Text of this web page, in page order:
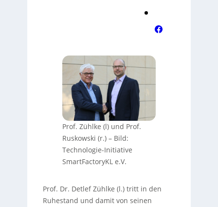
Prof. Zühlke (l) und Prof.
Ruskowski (r.) – Bild:
Technologie-Initiative
SmartFactoryKL e.V.
Prof. Dr. Detlef Zühlke (l.) tritt in den
Ruhestand und damit von seinen